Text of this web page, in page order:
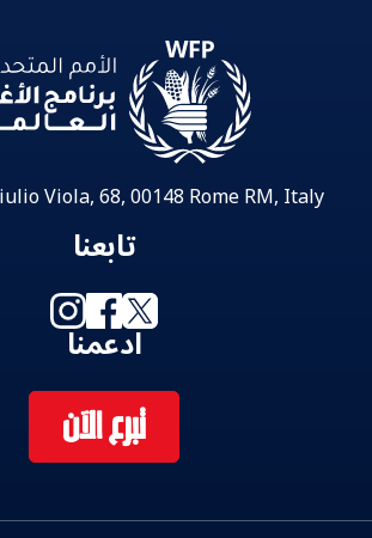
Viola, 68, 00148 Rome RM, Italy
تابعنا
ادعمنا
تبرع الآن